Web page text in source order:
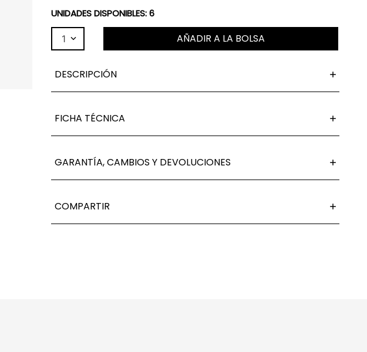
UNIDADES DISPONIBLES:6
1 AÑADIR A LA BOLSA
DESCRIPCIÓN
FICHA TÉCNICA
GARANTÍA, CAMBIOS Y DEVOLUCIONES
COMPARTIR